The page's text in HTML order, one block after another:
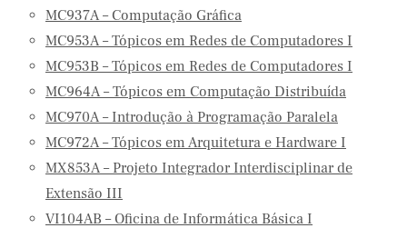
MC937A – Computação Gráfica
MC953A – Tópicos em Redes de Computadores I
MC953B – Tópicos em Redes de Computadores I
MC964A – Tópicos em Computação Distribuída
MC970A – Introdução à Programação Paralela
MC972A – Tópicos em Arquitetura e Hardware I
MX853A – Projeto Integrador Interdisciplinar de
Extensão III
VI104AB – Oficina de Informática Básica I